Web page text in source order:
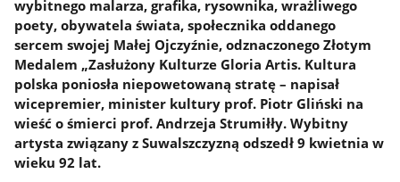
wybitnego malarza, grafika, rysownika, wrażliwego
poety, obywatela świata, społecznika oddanego
sercem swojej Małej Ojczyźnie, odznaczonego Złotym
Medalem „Zasłużony Kulturze Gloria Artis. Kultura
polska poniosła niepowetowaną stratę – napisał
wicepremier, minister kultury prof. Piotr Gliński na
wieść o śmierci prof. Andrzeja Strumiłły. Wybitny
artysta związany z Suwalszczyzną odszedł 9 kwietnia w
wieku 92 lat.